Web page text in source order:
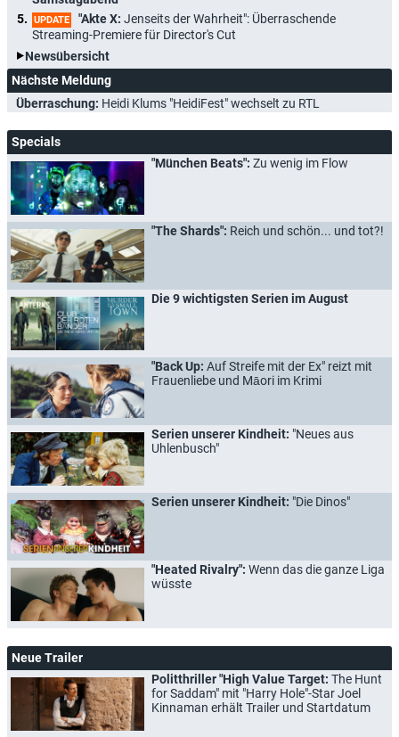
UPDATE "Akte X: Jenseits der Wahrheit": Überraschende
Streaming-Premiere für Director's Cut
Newsübersicht
Nächste Meldung
Überraschung: Heidi Klums "HeidiFest" wechselt zu RTL
Specials
"München Beats": Zu wenig im Flow
"The Shards": Reich und schön... und tot?!
Die 9 wichtigsten Serien im August
"Back Up: Auf Streife mit der Ex" reizt mit
Frauenliebe und Māori im Krimi
Serien unserer Kindheit: "Neues aus
Uhlenbusch"
Serien unserer Kindheit: "Die Dinos"
"Heated Rivalry": Wenn das die ganze Liga
wüsste
Neue Trailer
Politthriller "High Value Target: The Hunt
for Saddam" mit "Harry Hole"-Star Joel
Kinnaman erhält Trailer und Startdatum